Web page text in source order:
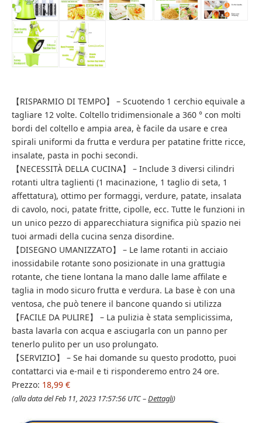
【RISPARMIO DI TEMPO】 – Scuotendo 1 cerchio equivale a
tagliare 12 volte. Coltello tridimensionale a 360 ° con molti
bordi del coltello e ampia area, è facile da usare e crea
spirali uniformi da frutta e verdura per patatine fritte ricce,
insalate, pasta in pochi secondi.
【NECESSITÀ DELLA CUCINA】 – Include 3 diversi cilindri
rotanti ultra taglienti (1 macinazione, 1 taglio di seta, 1
affettatura), ottimo per formaggi, verdure, patate, insalata
di cavolo, noci, patate fritte, cipolle, ecc. Tutte le funzioni in
un unico pezzo di apparecchiatura significa più spazio nei
tuoi armadi della cucina senza disordine.
【DISEGNO UMANIZZATO】 – Le lame rotanti in acciaio
inossidabile rotante sono posizionate in una grattugia
rotante, che tiene lontana la mano dalle lame affilate e
taglia in modo sicuro frutta e verdura. La base è con una
ventosa, che può tenere il bancone quando si utilizza
【FACILE DA PULIRE】 – La pulizia è stata semplicissima,
basta lavarla con acqua e asciugarla con un panno per
tenerlo pulito per un uso prolungato.
【SERVIZIO】 – Se hai domande su questo prodotto, puoi
contattarci via e-mail e ti risponderemo entro 24 ore.
Prezzo: 18,99 €
(alla data del Feb 11, 2023 17:57:56 UTC –Dettagli)